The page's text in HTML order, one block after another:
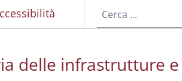
delle infrastrutture